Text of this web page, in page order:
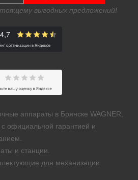
выгодных предложений!
аппараты в Брянске WAGNER,
официальной гарантией и
и станции.
для механизации